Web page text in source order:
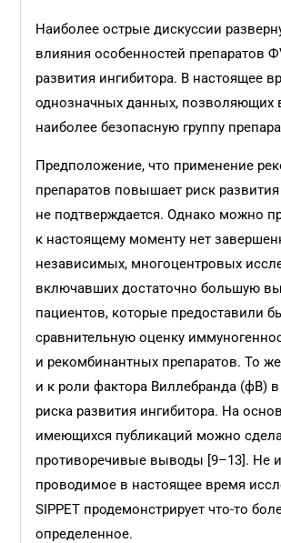
Наиболее острые дискуссии
влияния особенностей препаратов
развития ингибитора. В настоящее
однозначных данных, позволяющих
наиболее безопасную группу
Предположение, что применение
препаратов повышает риск развития
не подтверждается. Однако можно
к настоящему моменту нет
независимых, многоцентровых
включавших достаточно большую
пациентов, которые предоставили
сравнительную оценку
и рекомбинантных препаратов. То
и к роли фактора Виллебранда (фВ)
риска развития ингибитора. На
имеющихся публикаций можно
противоречивые выводы [9–13]. Не
проводимое в настоящее время
SIPPET продемонстрирует что-то
определенное.